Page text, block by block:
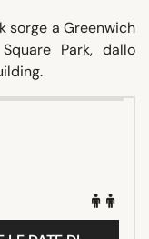
sorge a Greenwich
Park, dallo